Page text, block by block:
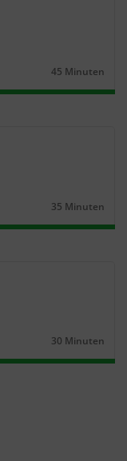
Dauer:
45 Minuten
Dauer:
35 Minuten
Dauer:
30 Minuten